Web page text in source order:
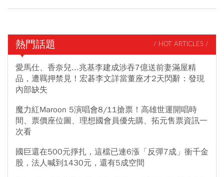
熱門話題 / HOT ARTICLES /
愛馬仕、香奈兒...兆基李建成涉吞7億送前妻滿屋精
品，遭羈押禁見！宏碁李文詳當董座才2天閃辭：發現
內部缺失
魔力紅Maroon 5演唱會8/11搶票！高雄世運開唱時
間、票價座位圖、理想國會員優先購、拓元售票資訊一
次看
國巨還在500元掙扎，這檔已連6漲「反彈7成」衝千金
股，法人喊到1430元，還有5成空間